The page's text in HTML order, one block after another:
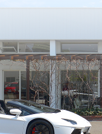
在庫車情報
Factory
自社工場
Official Blog
公式ブログ